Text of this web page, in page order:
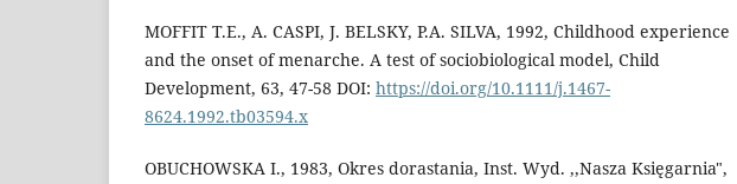
MOFFIT T.E., A. CASPI, J. BELSKY, P.A. SILVA, 1992, Childhood experience
and the onset of menarche. A test of sociobiological model, Child
Development, 63, 47-58 DOI: https://doi.org/10.1111/j.1467-
8624.1992.tb03594.x
OBUCHOWSKA I., 1983, Okres dorastania, Inst. Wyd. ,,Nasza Księgarnia",